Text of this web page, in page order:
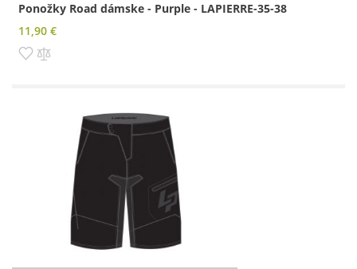
Ponožky Road dámske - Purple - LAPIERRE-35-38
11,90 €
Pridať do zoznamu prianí